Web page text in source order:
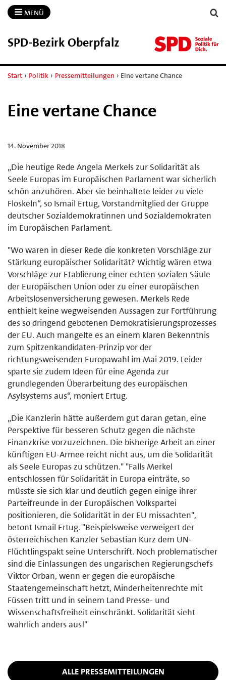
MENÜ
SPD-​Bezirk Oberpfalz
Start › Politik › Pressemitteilungen › Eine vertane Chance
Eine vertane Chance
14. November 2018
„Die heutige Rede Angela Merkels zur Solidarität als
Seele Europas im Europäischen Parlament war sicherlich
schön anzuhören. Aber sie beinhaltete leider zu viele
Floskeln“, so Ismail Ertug, Vorstandmitglied der Gruppe
deutscher Sozialdemokratinnen und Sozialdemokraten
im Europäischen Parlament.
"Wo waren in dieser Rede die konkreten Vorschläge zur
Stärkung europäischer Solidarität? Wichtig wären etwa
Vorschläge zur Etablierung einer echten sozialen Säule
der Europäischen Union oder zu einer europäischen
Arbeitslosenversicherung gewesen. Merkels Rede
enthielt keine wegweisenden Aussagen zur Fortführung
des so dringend gebotenen Demokratisierungsprozesses
der EU. Auch mangelte es an einem klaren Bekenntnis
zum Spitzenkandidaten-Prinzip vor der
richtungsweisenden Europawahl im Mai 2019. Leider
sparte sie zudem Ideen für eine Agenda zur
grundlegenden Überarbeitung des europäischen
Asylsystems aus“, moniert Ertug.
„Die Kanzlerin hätte außerdem gut daran getan, eine
Perspektive für besseren Schutz gegen die nächste
Finanzkrise vorzuzeichnen. Die bisherige Arbeit an einer
künftigen EU-Armee reicht nicht aus, um die Solidarität
als Seele Europas zu schützen." "Falls Merkel
entschlossen für Solidarität in Europa einträte, so
müsste sie sich klar und deutlich gegen einige ihrer
Parteifreunde in der Europäischen Volkspartei
positionieren, die Solidarität in der EU missachten",
betont Ismail Ertug. "Beispielsweise verweigert der
österreichischen Kanzler Sebastian Kurz dem UN-
Flüchtlingspakt seine Unterschrift. Noch problematischer
sind die Einlassungen des ungarischen Regierungschefs
Viktor Orban, wenn er gegen die europäische
Staatengemeinschaft hetzt, Minderheitenrechte mit
Füssen tritt und in seinem Land Presse- und
Wissenschaftsfreiheit einschränkt. Solidarität sieht
wahrlich anders aus!"
ALLE PRESSEMITTEILUNGEN